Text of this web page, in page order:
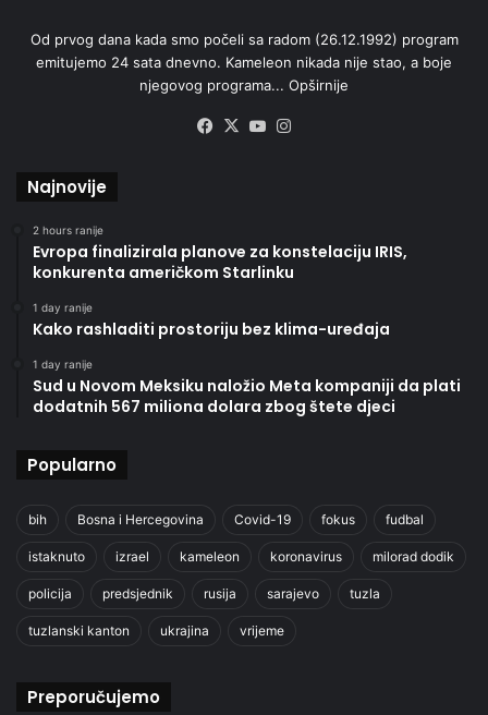
Od prvog dana kada smo počeli sa radom (26.12.1992) program
emitujemo 24 sata dnevno. Kameleon nikada nije stao, a boje
njegovog programa... Opširnije
Facebook
X YouTube
Najnovije
2 hours ranije
Evropa finalizirala planove za konstelaciju IRIS,
konkurenta američkom Starlinku
1 day ranije
Kako rashladiti prostoriju bez klima-uređaja
1 day ranije
Sud u Novom Meksiku naložio Meta kompaniji da plati
dodatnih 567 miliona dolara zbog štete djeci
Popularno
bih Bosna i Hercegovina Covid-19 fokus fudbal
istaknuto izrael kameleon koronavirus milorad dodik
policija predsjednik rusija sarajevo tuzla
tuzlanski kanton ukrajina vrijeme
Preporučujemo